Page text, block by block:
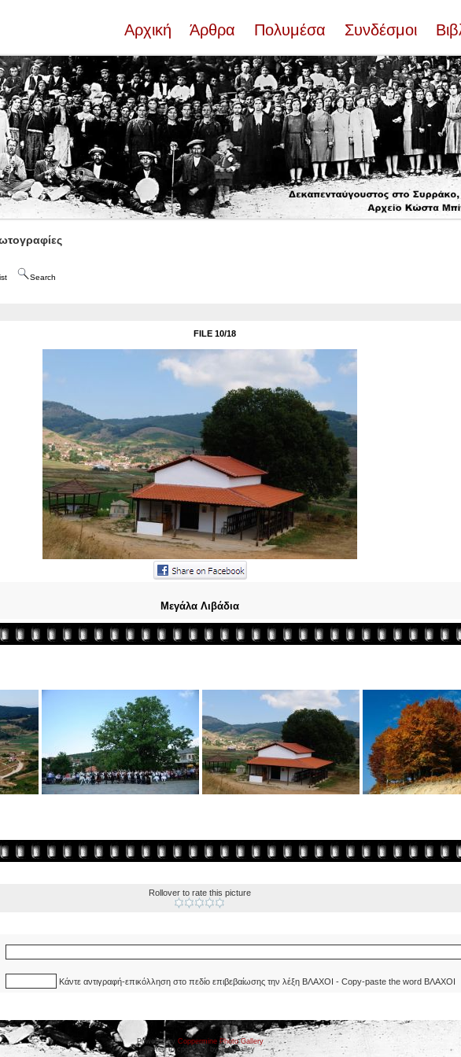
Αρχική Άρθρα Πολυμέσα Συνδέσμοι
Search
FILE 10/18
Μεγάλα Λιβάδια
Rollover to rate this picture
Κάντε αντιγραφή-επικόλληση στο πεδίο επιβεβαίωσης την λέξη ΒΛΑΧΟΙ - Copy-paste the word ΒΛΑΧΟΙ
Powered by Coppermine Photo Gallery
Ported to cpg 1.5.x by Jeff Bailey